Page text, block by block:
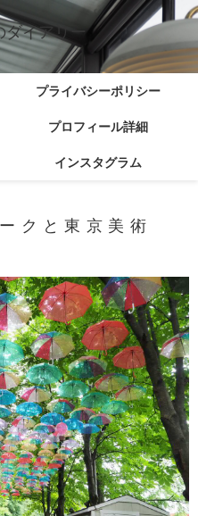
ダイアリー
プライバシーポリシー
プロフィール詳細
インスタグラム
クと東京美術